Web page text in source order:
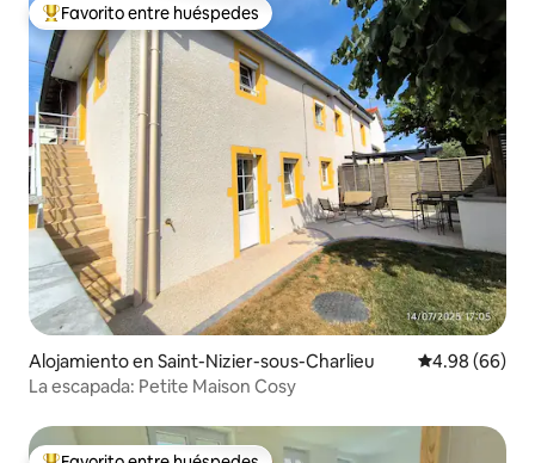
Favorito entre huéspedes preferido
Favorito entre huéspedes
Alojamiento en Saint-Nizier-sous-Charlieu Calificación
4.98 (66)
La escapada: Petite Maison Cosy